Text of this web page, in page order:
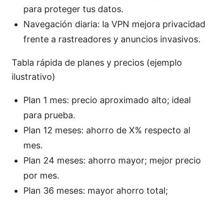
para proteger tus datos.
Navegación diaria: la VPN mejora privacidad
frente a rastreadores y anuncios invasivos.
Tabla rápida de planes y precios (ejemplo
ilustrativo)
Plan 1 mes: precio aproximado alto; ideal
para prueba.
Plan 12 meses: ahorro de X% respecto al
mes.
Plan 24 meses: ahorro mayor; mejor precio
por mes.
Plan 36 meses: mayor ahorro total;